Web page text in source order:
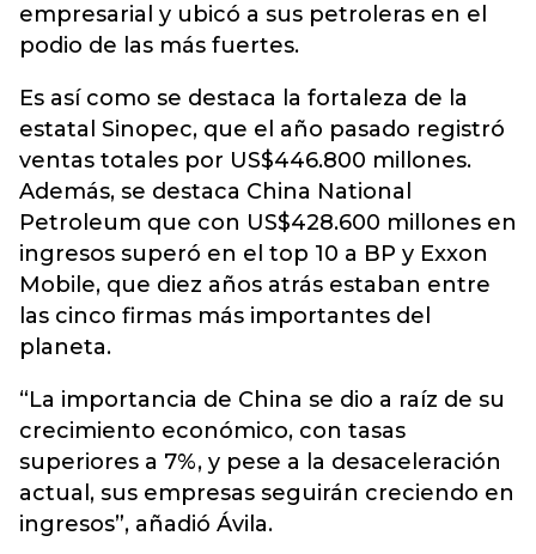
empresarial y ubicó a sus petroleras en el
podio de las más fuertes.
Es así como se destaca la fortaleza de la
estatal Sinopec, que el año pasado registró
ventas totales por US$446.800 millones.
Además, se destaca China National
Petroleum que con US$428.600 millones en
ingresos superó en el top 10 a BP y Exxon
Mobile, que diez años atrás estaban entre
las cinco firmas más importantes del
planeta.
“La importancia de China se dio a raíz de su
crecimiento económico, con tasas
superiores a 7%, y pese a la desaceleración
actual, sus empresas seguirán creciendo en
ingresos”, añadió Ávila.